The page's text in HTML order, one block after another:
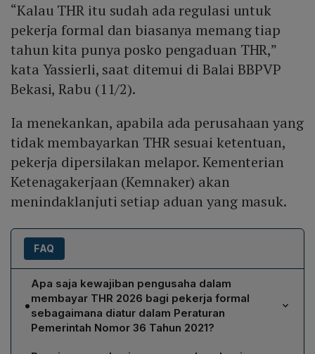
“Kalau THR itu sudah ada regulasi untuk
pekerja formal dan biasanya memang tiap
tahun kita punya posko pengaduan THR,”
kata Yassierli, saat ditemui di Balai BBPVP
Bekasi, Rabu (11/2).
Ia menekankan, apabila ada perusahaan yang
tidak membayarkan THR sesuai ketentuan,
pekerja dipersilakan melapor. Kementerian
Ketenagakerjaan (Kemnaker) akan
menindaklanjuti setiap aduan yang masuk.
FAQ
•
Apa saja kewajiban pengusaha dalam
membayar THR 2026 bagi pekerja formal
sebagaimana diatur dalam Peraturan
Pemerintah Nomor 36 Tahun 2021?
Menurut PP No. 36/2021, pengusaha wajib memberikan